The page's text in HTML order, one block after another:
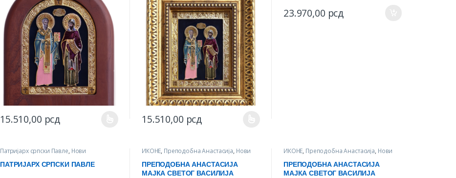
15.510,00 рсд
This product has multiple variants. The options may be chosen on the product page
15.510,00 рсд
This product has multiple variants. The options may be chosen on the product page
23.970,00 рсд
Патријарх српски Павле, Нови
производи ,
ПАТРИЈАРХ СРПСКИ ПАВЛЕ
ИКОНЕ, Преподобна Анастасија, Нови
производи
ПРЕПОДОБНА АНАСТАСИЈА
МАЈКА СВЕТОГ ВАСИЛИЈА
ИКОНЕ, Преподобна Анастасија, Нови
производи
ПРЕПОДОБНА АНАСТАСИЈА
МАЈКА СВЕТОГ ВАСИЛИЈА